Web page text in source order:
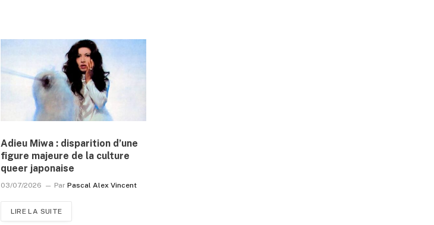
Adieu Miwa : disparition d’une
figure majeure de la culture
queer japonaise
03/07/2026 Par Pascal Alex Vincent
LIRE LA SUITE